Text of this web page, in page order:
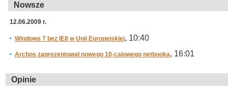
Nowsze
12.06.2009 r.
Windows 7 bez IE8 w Unii Europejskiej, 10:40
Archos zaprezentował nowego 10-calowego netbooka, 16:01
Opinie